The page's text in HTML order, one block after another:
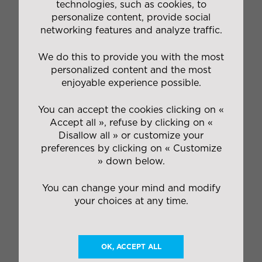
(au départ de Nantes et Ancenis).
cadres des deux filiales, qui travaillent en
collaboration sur les enjeux du transport industriel
de demain. Sous forme de workshops, ils repensent
la fonctionnalité du transport pour toujours mieux
Parties prenantes depuis plusieurs années du
groupement de transporteur européen ASTRE, les
filiales du Pôle Mobilité s’inscrivent pleinement dans
IDEA. Le partage de gouvernance entre Michel
Mézard et Benoît Coutanceau permet de mettre en
aisément les fonctions.
La mutualisation des services et des ressources
technologies, such as cookies, to
personalize content, provide social
networking features and analyze traffic.
We do this to provide you with the most
personalized content and the most
enjoyable experience possible.
You can accept the cookies clicking on «
Accept all », refuse by clicking on «
Disallow all » or customize your
preferences by clicking on « Customize
» down below.
You can change your mind and modify
your choices at any time.
OK, ACCEPT ALL